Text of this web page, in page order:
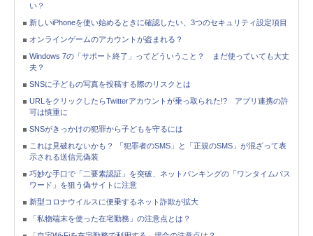
い？
新しいiPhoneを使い始めるときに確認したい、3つのセキュリティ設定項目
オンラインゲームのアカウントが盗まれる？
Windows 7の「サポート終了」ってどういうこと？ まだ使っていても大丈
夫？
SNSに子どもの写真を投稿する際のリスクとは
URLをクリックしたらTwitterアカウントが乗っ取られた!? アプリ連携の許
可は慎重に
SNSがきっかけの犯罪から子どもを守るには
これは見破れないかも？ 「犯罪者のSMS」と「正規のSMS」が混ざって表
示される送信元偽装
巧妙な手口で「二要素認証」を突破、ネットバンキングの「ワンタイムパス
ワード」を狙う偽サイトに注意
新型コロナウイルスに便乗するネット詐欺が拡大
「私物端末を使った在宅勤務」の注意点とは？